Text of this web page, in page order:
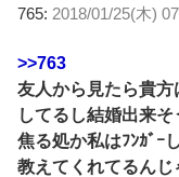
765: 2018/01/25(木)
>>763
友人から見たら貴
してるし結婚出来
焦る処か私はﾌﾝｶﾞｰ
教えてくれてるんじ